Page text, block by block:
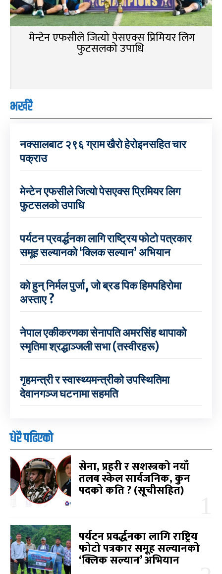
मेन्टेन एफसीले जित्यो पेसएक्स प्रिमियर लिग
फुटसलको उपाधि
भर्खरै
नक्सालबाट २९६ ग्राम खैरो हेरोइनसहित चार
पक्राउ
मेन्टेन एफसीले जित्यो पेसएक्स प्रिमियर लिग
फुटसलको उपाधि
पर्यटन प्रवर्द्धनका लागि राष्ट्रिय फोटो पत्रकार
समूह सल्यानको ‘क्लिक सल्यान’ अभियान
को हुन् निर्मल पुर्जा, जो ब्रड पिक हिमपहिरोमा
अस्ताए ?
नेपाल एकीकरणका सेनापति अमरसिंह थापाको
स्मृतिमा श्रद्धाञ्जली सभा (तस्वीरहरू)
गृहमन्त्री र स्वास्थ्यमन्त्रीको उपस्थितिमा
देवानगञ्ज घटनामा सहमति
धेरै पढिएको
सेना, प्रहरी र सशस्त्रको नयाँ
तलब स्केल सार्वजनिक, कुन
पदको कति ? (सूचीसहित)
पर्यटन प्रवर्द्धनका लागि राष्ट्रिय
फोटो पत्रकार समूह सल्यानको
‘क्लिक सल्यान’ अभियान